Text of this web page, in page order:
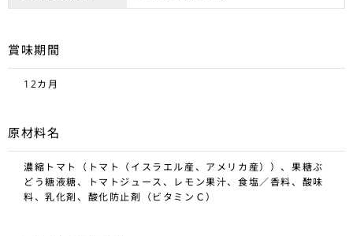
賞味期間
12カ月
原材料名
濃縮トマト（トマト（イスラエル産、アメリカ産））、果糖ぶ
どう糖液糖、トマトジュース、レモン果汁、食塩／香料、酸味
料、乳化剤、酸化防止剤（ビタミンＣ）